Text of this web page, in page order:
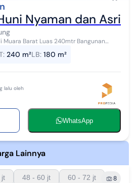
Nyaman dan Asri
2+1 Listrik 2200watt Air artesis Garasi 1
: 240 m²LB: 180 m²
lalu oleh
WhatsApp
Lainnya
jt 48 - 60 jt 60 - 72 jt 8